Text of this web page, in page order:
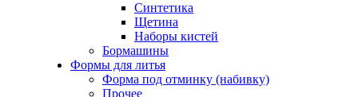
Синтетика
Щетина
Наборы кистей
Бормашины
Формы для литья
Форма под отминку (набивку)
Прочее